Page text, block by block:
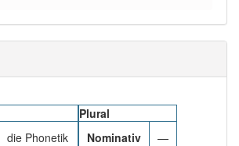
die: 0
Nutzer haben den Artikel
die Phonetik
Plural
Nominativ
—